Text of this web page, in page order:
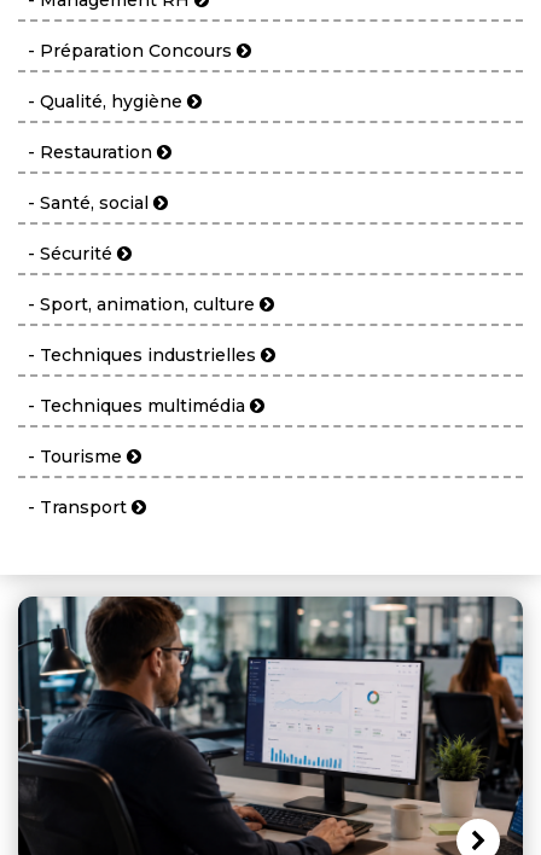
- Préparation Concours
- Qualité, hygiène
- Restauration
- Santé, social
- Sécurité
- Sport, animation, culture
- Techniques industrielles
- Techniques multimédia
- Tourisme
- Transport